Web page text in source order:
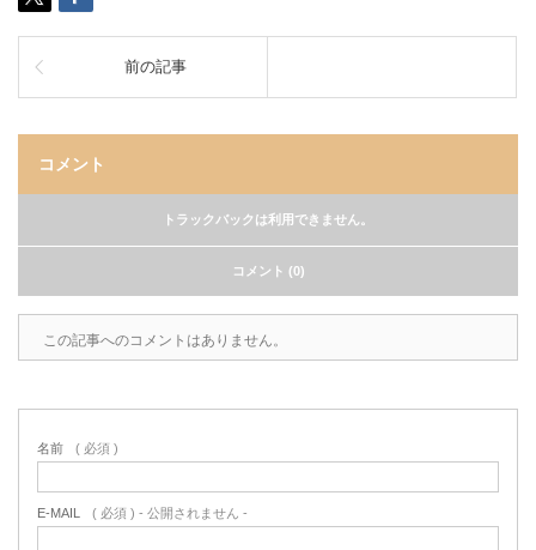
前の記事
コメント
トラックバックは利用できません。
コメント (0)
この記事へのコメントはありません。
名前 ( 必須 )
E-MAIL ( 必須 ) - 公開されません -